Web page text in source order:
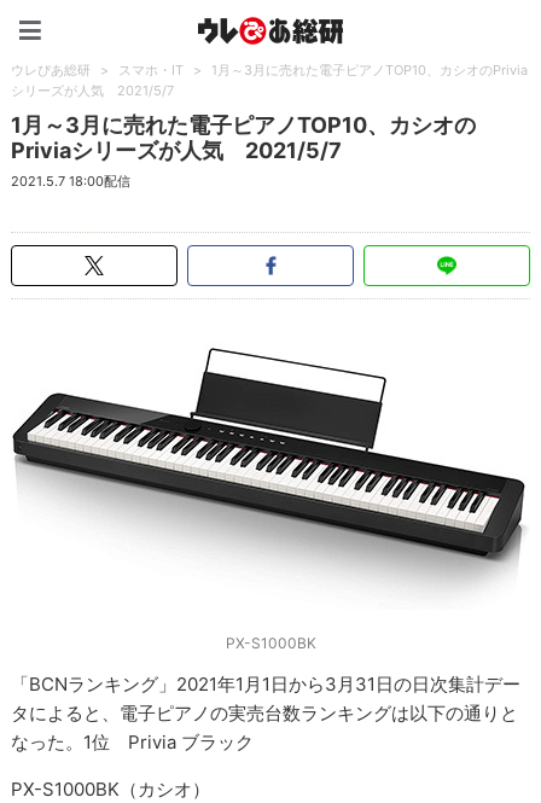
ウレぴあ総研 > スマホ・IT >
1月～3月に売れた電子ピアノTOP10、カシオのPrivia
シリーズが人気 2021/5/7
1月～3月に売れた電子ピアノTOP10、カシオの
Priviaシリーズが人気 2021/5/7
2021.5.7 18:00配信
PX-S1000BK
「BCNランキング」2021年1月1日から3月31日の日次集計デー
タによると、電子ピアノの実売台数ランキングは以下の通りと
なった。1位 Privia ブラック
PX-S1000BK（カシオ）